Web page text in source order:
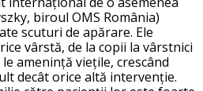
biroul OMS România)
scuturi de apărare. Ele
vârstă, de la copii la vârstnici
amenință viețile, crescând
decât orice altă intervenție.